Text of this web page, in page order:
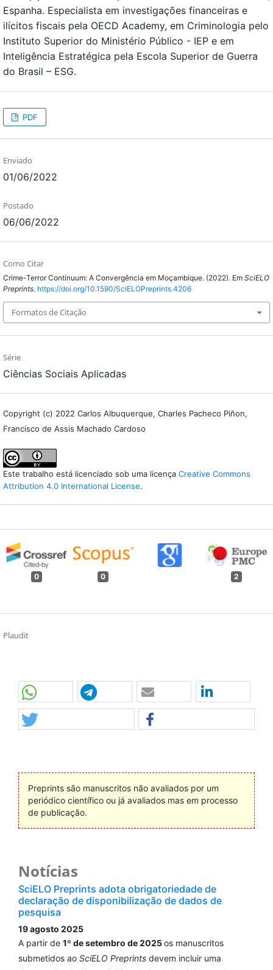
Espanha. Especialista em investigações financeiras e
ilícitos fiscais pela OECD Academy, em Criminologia pelo
Instituto Superior do Ministério Público - IEP e em
Inteligência Estratégica pela Escola Superior de Guerra
do Brasil – ESG.
PDF
Enviado
01/06/2022
Postado
06/06/2022
Como Citar
Crime-Terror Continuum: A Convergência em Moçambique. (2022). Em SciELO
Preprints. https://doi.org/10.1590/SciELOPreprints.4206
Formatos de Citação
Série
Ciências Sociais Aplicadas
Copyright (c) 2022 Carlos Albuquerque, Charles Pacheco Piñon,
Francisco de Assis Machado Cardoso
Este trabalho está licenciado sob uma licença Creative Commons
Attribution 4.0 International License.
0 0 2
Plaudit
Preprints são manuscritos não avaliados por um
periódico científico ou já avaliados mas em processo
de publicação.
Notícias
SciELO Preprints adota obrigatoriedade de
declaração de disponibilização de dados de
pesquisa
19 agosto 2025
A partir de 1º de setembro de 2025os manuscritos
submetidos ao SciELO Preprints devem incluir uma